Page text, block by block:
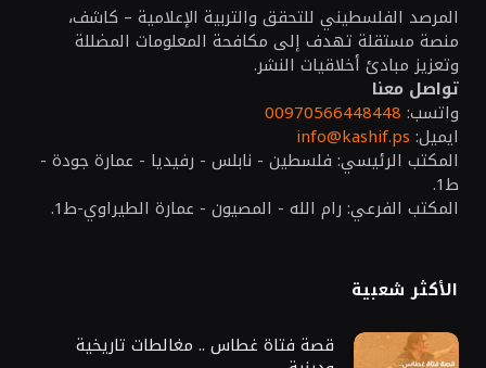
المرصد الفلسطيني للتحقق والتربية الإعلامية – كاشف،
منصة مستقلة تهدف إلى مكافحة المعلومات المضللة
وتعزيز مبادئ أخلاقيات النشر.
تواصل معنا
واتسب: 00970566448448
ايميل: info@kashif.ps
المكتب الرئيسي: فلسطين - نابلس - رفيديا - عمارة جودة -
ط1.
المكتب الفرعي: رام الله - المصيون - عمارة الطيراوي-ط1.
الأكثر شعبية
قصة فتاة غطاس .. مغالطات تاريخية